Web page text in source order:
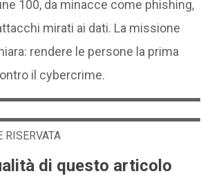
100, da minacce come phishing,
mirati ai dati. La missione
rendere le persone la prima
il cybercrime.
RISERVATA
di questo articolo